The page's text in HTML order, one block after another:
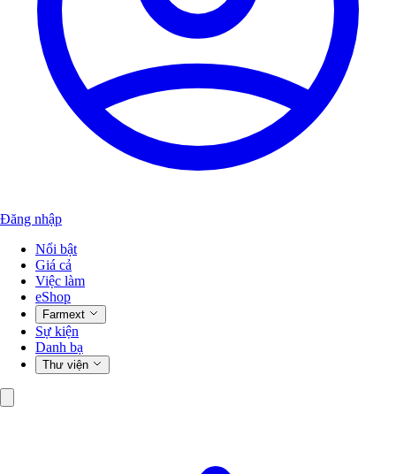
Đăng nhập
Nổi bật
Giá cả
Việc làm
eShop
Farmext
Sự kiện
Danh bạ
Thư viện